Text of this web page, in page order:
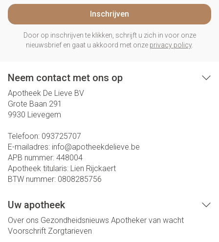
Inschrijven
Door op inschrijven te klikken, schrijft u zich in voor onze
nieuwsbrief en gaat u akkoord met onze privacy policy.
Neem contact met ons op
Apotheek De Lieve BV
Grote Baan 291
9930 Lievegem
Telefoon: 093725707
E-mailadres: info@apotheekdelieve.be
APB nummer: 448004
Apotheek titularis: Lien Rijckaert
BTW nummer: 0808285756
Uw apotheek
Over ons Gezondheidsnieuws Apotheker van wacht
Voorschrift Zorgtarieven